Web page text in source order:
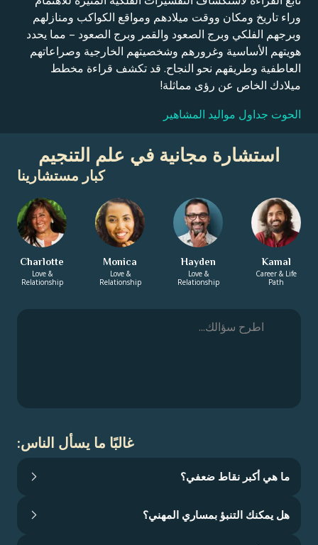
وراء تاريخ ومكان ووقت ميلادهم ومواقع الكواكب ومنازلهم
وبرجهم الفلكي وبرج الصعود والقمر وبرج الصعود – مما يحدد
هويتهم الأساسية وغرورهم وشخصيتهم الخارجية وصراعاتهم
العاطفية وطريقهم نحو النجاح. قد تكشف قراءة مخطط
ميلادك الخاص عن رؤى مماثلة!
الحوت جداول مواليد المشاهير
استشارة مجانية في علم التنجيم
كبار مستشارينا
Kamal
Career & Life
Path
Hayden
Love &
Relationship
Monica
Love &
Relationship
Charlotte
Love &
Relationship
غالبًا ما يسأل الناس:
ما هي أكبر نقاط ضعفي؟
هل يمكنك التنبؤ بمساري المهني؟